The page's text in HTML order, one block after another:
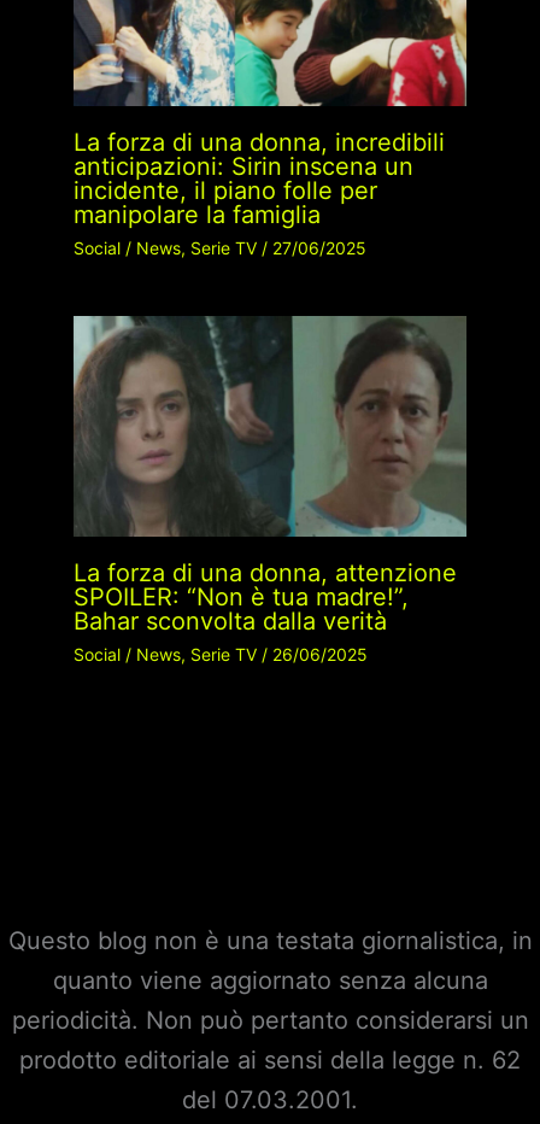
La forza di una donna, incredibili
anticipazioni: Sirin inscena un
incidente, il piano folle per
manipolare la famiglia
Social/ News, Serie TV/ 27/06/2025
La forza di una donna, attenzione
SPOILER: “Non è tua madre!”,
Bahar sconvolta dalla verità
Social/ News, Serie TV/ 26/06/2025
Questo blog non è una testata giornalistica, in
quanto viene aggiornato senza alcuna
periodicità. Non può pertanto considerarsi un
prodotto editoriale ai sensi della legge n. 62
del 07.03.2001.